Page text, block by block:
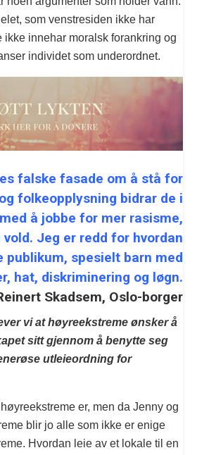
som venstresiden ikke har
ikke innehar moralsk forankring og
individet som underordnet.
falske fasade om å stå for
folkeopplysning bidrar de i
å jobbe for mer rasisme,
Jeg er redd for hvordan
publikum, spesielt barn med
hat, diskriminering og løgn.
Skadsem, Oslo-borger
vi at høyreekstreme ønsker å
sitt gjennom å benytte seg
utleieordning for
er, men da Jenny og
blir jo alle som ikke er enige
Hvordan leie av et lokale til en